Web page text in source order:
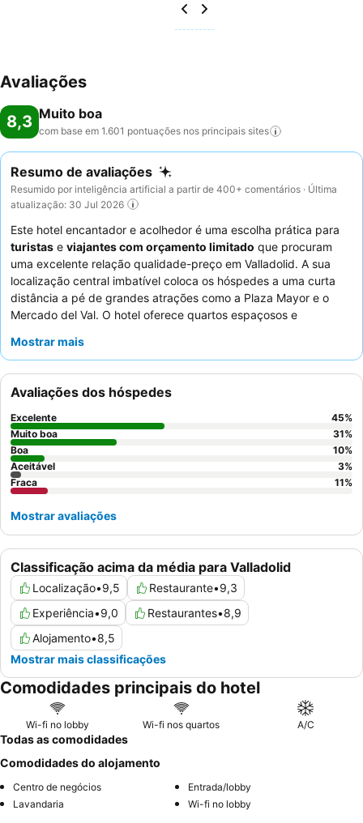
Avaliações
8,3 Muito boa
com base em 1.601 pontuações nos principais sites
Resumo de avaliações
Resumido por inteligência artificial a partir de 400+ comentários · Última
atualização: 30 Jul 2026
Este hotel encantador e acolhedor é uma escolha prática para
turistas e viajantes com orçamento limitado que procuram
uma excelente relação qualidade-preço em Valladolid. A sua
localização central imbatível coloca os hóspedes a uma curta
distância a pé de grandes atrações como a Plaza Mayor e o
Mercado del Val. O hotel oferece quartos espaçosos e
uma estadia tranquila. Os hóspedes elogiam consistentemente
pequeno-almoço é notável pela sua variedade, abundância e
boa qualidade. Para uma experiência mais tranquila, considere
pedir um quarto virado para o jardim.
Mostrar mais
Classificação acima da média para Valladolid
Localização•9,5 Restaurante•9,3
Experiência•9,0 Restaurantes•8,9
Alojamento•8,5
Mostrar mais classificações
Avaliações dos hóspedes
Excelente 45%
Muito boa
31%
Boa
10%
Aceitável
3%
Fraca
11%
Mostrar avaliações
Comodidades principais do hotel
Wi-fi no lobby Wi-fi nos quartos A/C
Todas as comodidades
Comodidades do alojamento
Centro de negócios
Entrada/lobby
Lavandaria
Wi-fi no lobby